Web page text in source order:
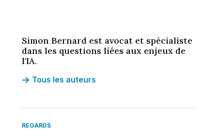
Simon Bernard est avocat et spécialiste
dans les questions liées aux enjeux de
l'IA.
Tous les auteurs
REGARDS